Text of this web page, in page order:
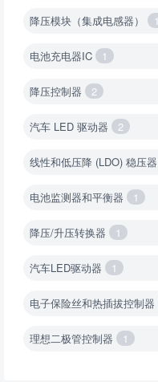
降压模块（集成电感器） 1
电池充电器IC 1
降压控制器 2
汽车 LED 驱动器 2
线性和低压降 (LDO) 稳压器
电池监测器和平衡器 1
降压/升压转换器 1
汽车LED驱动器 1
电子保险丝和热插拔控制器
理想二极管控制器 1